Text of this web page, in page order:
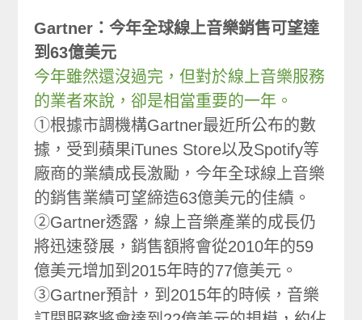
Gartner：今年全球線上音樂銷售可望達
到63億美元
今年雖然還沒過完，但對於線上音樂服務
的業者來說，卻是相當重要的一年。
①根據市調機構Gartner最近所公布的數
據，受到蘋果iTunes Store以及Spotify等
廠商的業績成長激勵，今年全球線上音樂
的銷售業績可望締造63億美元的佳績。
②Gartner透露，線上音樂產業的成長仍
將迅速發展，銷售額將會從2010年的59
億美元增加到2015年時的77億美元。
③Gartner預計，到2015年的時候，音樂